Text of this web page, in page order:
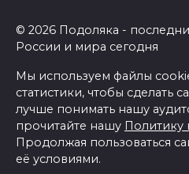
© 2026 Подоляка -
России и мира сегодня
Мы используем файлы
статистики, чтобы сделать
лучше понимать нашу
прочитайте нашу Политику
Продолжая пользоваться
её условиями.